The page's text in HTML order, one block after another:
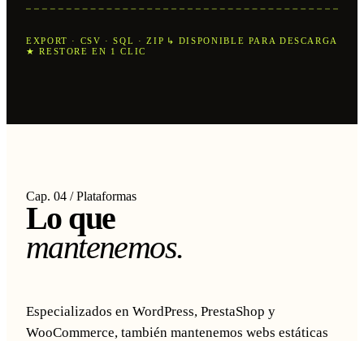
EXPORT · CSV · SQL · ZIP ↳ DISPONIBLE PARA DESCARGA
★ RESTORE EN 1 CLIC
Cap. 04 / Plataformas
Lo que
mantenemos.
Especializados en WordPress, PrestaShop y
WooCommerce, también mantenemos webs estáticas